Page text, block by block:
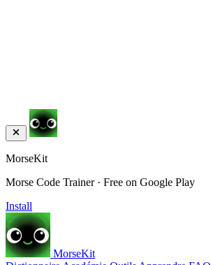
MorseKit
Morse Code Trainer · Free on Google Play
Install
MorseKit